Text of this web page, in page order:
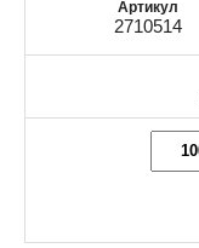
2710514